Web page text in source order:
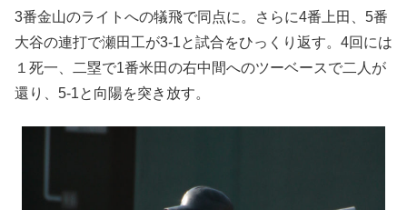
3番金山のライトへの犠飛で同点に。さらに4番上田、5番
大谷の連打で瀬田工が3-1と試合をひっくり返す。4回には
１死一、二塁で1番米田の右中間へのツーベースで二人が
還り、5-1と向陽を突き放す。